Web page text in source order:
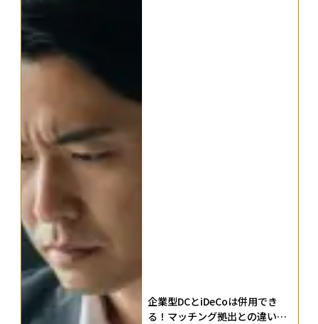
企業型DCとiDeCoは併用でき
る！マッチング拠出との違いや